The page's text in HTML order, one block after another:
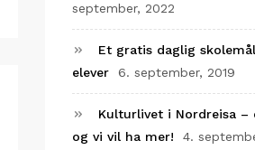
september, 2022
Et gratis daglig
elever
6. september, 2019
Kulturlivet i Nordreisa –
og vi vil ha mer!
4.